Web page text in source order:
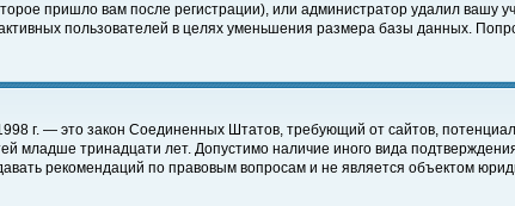
пришло вам после регистрации), или администратор удалил вашу
пользователей в целях уменьшения размера базы данных.
г. — это закон Соединенных Штатов, требующий от сайтов,
младше тринадцати лет. Допустимо наличие иного вида
рекомендаций по правовым вопросам и не является объектом